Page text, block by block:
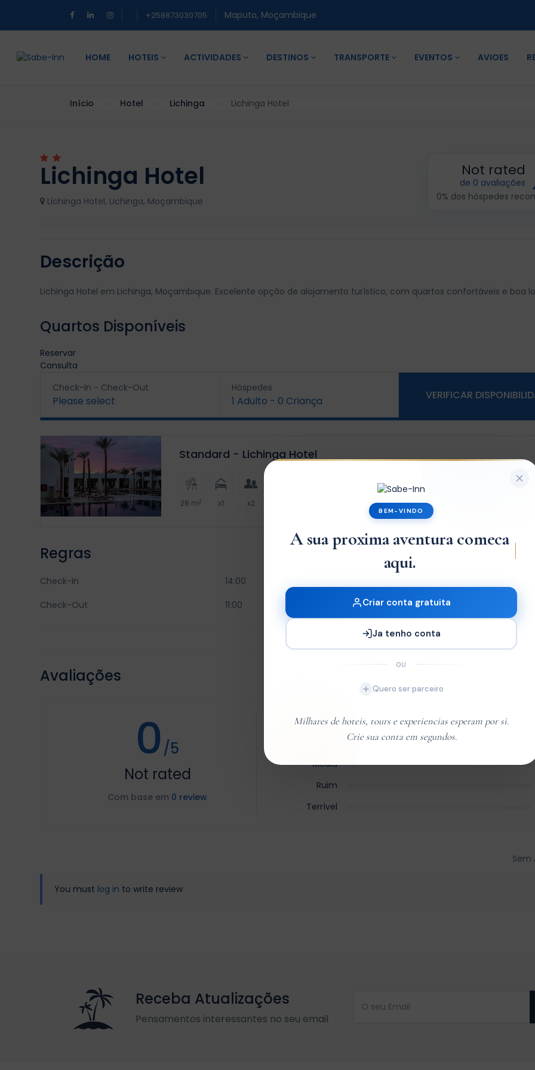
+258873030705 Maputo, Moçambique
HOME HOTEIS ACTIVIDADES DESTINOS TRANSPORTE EVENTOS AVIOES
Início Hotel Lichinga Lichinga Hotel
Lichinga Hotel
Lichinga Hotel, Lichinga, Moçambique
Not rated
de 0 avaliações
0% dos hóspedes
Descrição
Lichinga Hotel em Lichinga, Moçambique. Excelente opção de alojamento turístico, com quartos confortáveis e boa
Quartos Disponíveis
Reservar
Consulta
Check-In - Check-Out
Please select
Hóspedes
1 Adulto - 0 Criança VERIFICAR
Standard - Lichinga Hotel
28 m2 x1 x2
Regras
Check-In
14:00
Check-Out
11:00
Avaliações
0/5
Not rated
Com base em 0 review
Excelente
Média
Ruim
Terrível
Sem
You must log in to write review
Receba Atualizações
Pensamentos interessantes no seu email
BEM-VINDO
A sua proxima aventura comeca
aqui.
|
Criar conta gratuita
Ja tenho conta
OU
Quero ser parceiro
Milhares de hoteis, tours e experiencias esperam por si.
Crie sua conta em segundos.